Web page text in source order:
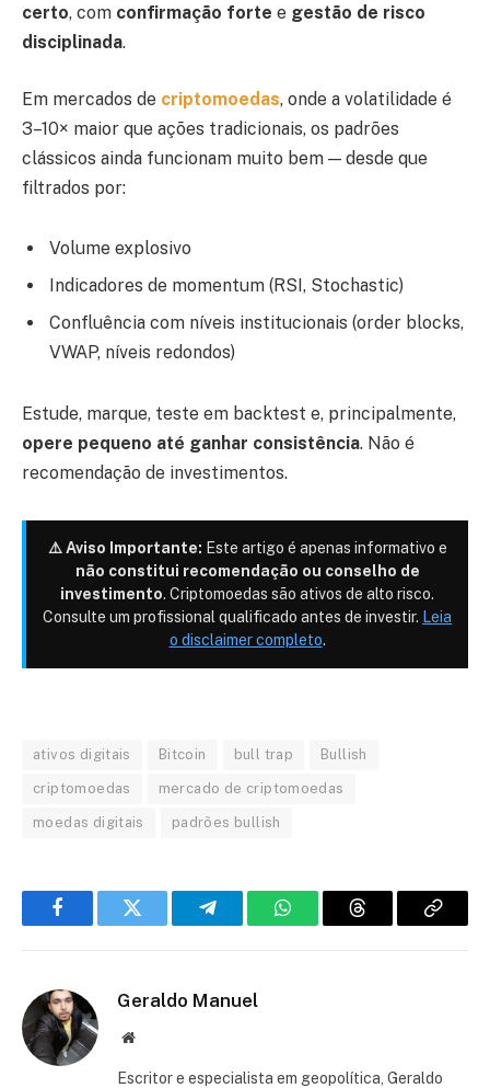
certo, com confirmação forte e gestão de risco
disciplinada.
Em mercados de criptomoedas, onde a volatilidade é
3–10× maior que ações tradicionais, os padrões
clássicos ainda funcionam muito bem — desde que
filtrados por:
Volume explosivo
Indicadores de momentum (RSI, Stochastic)
Confluência com níveis institucionais (order blocks,
VWAP, níveis redondos)
Estude, marque, teste em backtest e, principalmente,
opere pequeno até ganhar consistência. Não é
recomendação de investimentos.
⚠️ Aviso Importante: Este artigo é apenas informativo e
não constitui recomendação ou conselho de
investimento. Criptomoedas são ativos de alto risco.
Consulte um profissional qualificado antes de investir. Leia
o disclaimer completo.
ativos digitais Bitcoin bull trap Bullish
criptomoedas mercado de criptomoedas
moedas digitais padrões bullish
FacebookTwitter TelegramWhatsAppThreads Copiar
Geraldo Manuel
Site
Escritor e especialista em geopolítica, Geraldo